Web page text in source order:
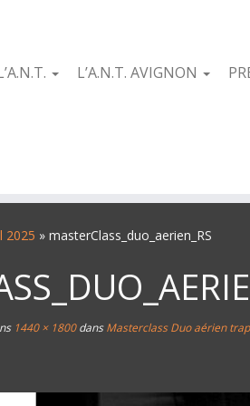
L’A.N.T. AVIGNON
2025 » masterClass_duo_aerien_RS
1440 × 1800dansMasterclass Duo aérien